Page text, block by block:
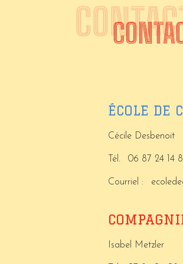
ÉCOLE DE
Cécile Desbenoit
Tél. 06 87 24 14
Courriel :
Isabel Metzler